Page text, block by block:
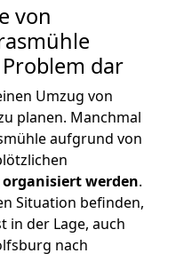
von
dar
Umzug von
planen. Manchmal
aufgrund von
werden.
Situation befinden,
in der Lage, auch
nach